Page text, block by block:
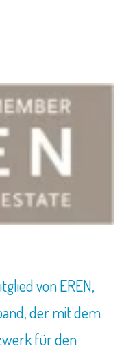
von EREN,
der mit dem
für den